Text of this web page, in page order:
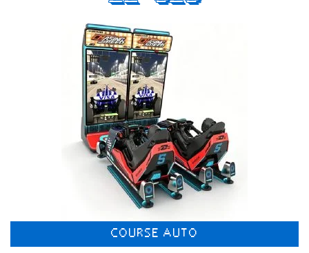
COURSE AUTO